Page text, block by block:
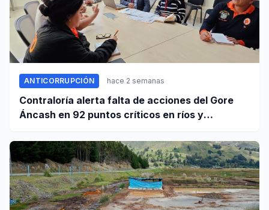
ANTICORRUPCIÓN hace 2 semanas
Contraloría alerta falta de acciones del Gore
Áncash en 92 puntos críticos en ríos y